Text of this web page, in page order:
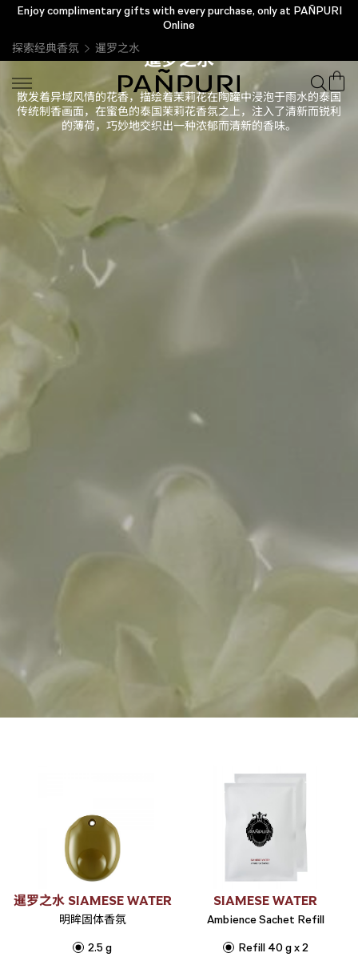
Enjoy complimentary gifts with every purchase, only at PAÑPURI
Online
探索经典香氛
暹罗之水 暹罗之水
散发着异域风情的花香，描绘着茉莉花在陶罐中浸泡于雨水的泰国
传统制香画面，在蜜色的泰国茉莉花香氛之上，注入了清新而锐利
的薄荷，巧妙地交织出一种浓郁而清新的香味。
暹罗之水 SIAMESE WATER
明眸固体香氛
2.5 g
SIAMESE WATER
Ambience Sachet Refill
Refill 40 g x 2